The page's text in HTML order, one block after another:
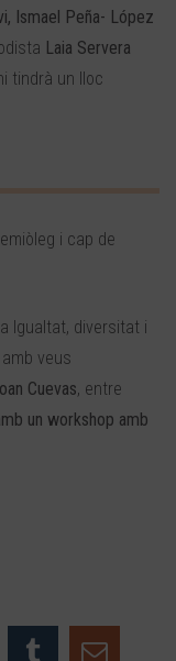
Ismael Peña- López
Laia Servera
tindrà un lloc
i cap de
Igualtat, diversitat i
veus
Cuevas, entre
un workshop amb